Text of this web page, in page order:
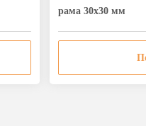
рама 30х30 мм